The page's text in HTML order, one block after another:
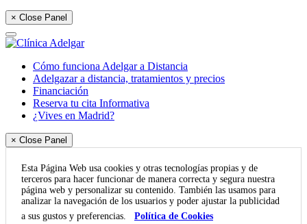
× Close Panel
Cómo funciona Adelgar a Distancia
Adelgazar a distancia, tratamientos y precios
Financiación
Reserva tu cita Informativa
¿Vives en Madrid?
× Close Panel
Esta Página Web usa cookies y otras tecnologías propias y de
terceros para hacer funcionar de manera correcta y segura nuestra
página web y personalizar su contenido. También las usamos para
analizar la navegación de los usuarios y poder ajustar la publicidad
a sus gustos y preferencias.
Política de Cookies